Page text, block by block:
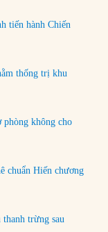
tiến hành Chiến
thống trị khu
không cho
chuẩn Hiến chương
trừng sau